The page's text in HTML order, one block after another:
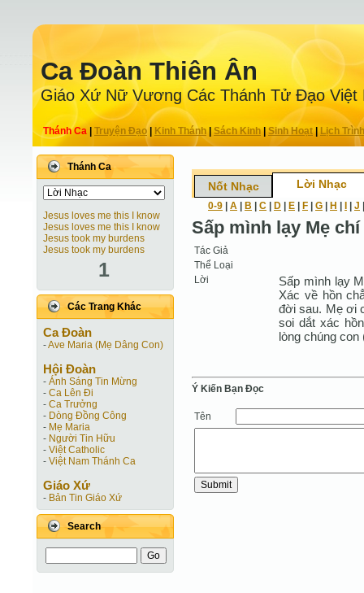
Ca Ðoàn Thiên Ân
Giáo Xứ Nữ Vương Các Thánh Tử Ðạo Việt
Thánh Ca Truyện Ðạo| Kinh Thánh Sách Kinh|Sinh Hoạt| Lịch Trình
Thánh Ca
Jesus loves me this I know
Jesus loves me this I know
Jesus took my burdens
Jesus took my burdens
1
Các Trang Khác
Ca Ðoàn
-Ave Maria (Mẹ Dâng Con)
Hội Ðoàn
- Ánh Sáng Tin Mừng
- Ca Lên Đi
- Ca Trưởng
- Dòng Đồng Công
- Mẹ Maria
- Người Tin Hữu
- Việt Catholic
- Việt Nam Thánh Ca
Giáo Xứ
- Bản Tin Giáo Xứ
Search
Nốt Nhạc Lời Nhạc
0-9 A B C D E F G H J
Sấp mình lạy Mẹ
Tác Giả
Thể Loại
Lời
Sấp mình lạy
Xác về hồn
đời sau. Mẹ ơi
soi dắt xác
lòng chúng con
Ý Kiến Bạn Ðọc
Tên